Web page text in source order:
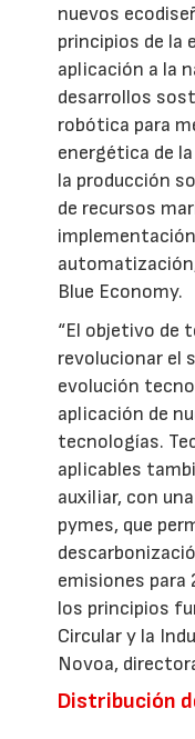
nuevos
principios de la
aplicación a la
desarrollos
robótica para
energética de
la producción
de recursos
Blue Economy.
“El objetivo de
revolucionar el
evolución
aplicación de
tecnologías.
aplicables
auxiliar, con
pymes, que
emisiones para
los principios
Circular y la
Novoa,
Distribución